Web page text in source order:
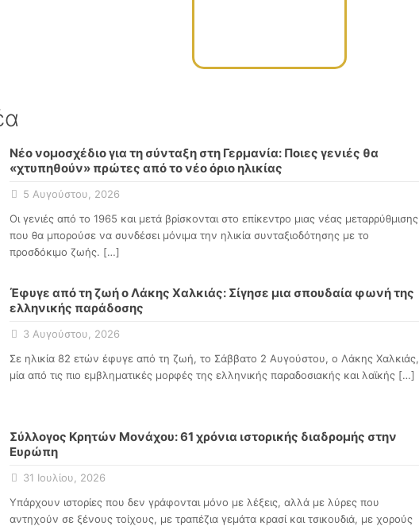
Νέο νομοσχέδιο για τη σύνταξη στη Γερμανία: Ποιες γενιές θα
«χτυπηθούν» πρώτες από το νέο όριο ηλικίας
5 Αυγούστου, 2026
Οι γενιές από το 1965 και μετά βρίσκονται στο επίκεντρο μιας νέας μεταρρύθμισης
που θα μπορούσε να συνδέσει μόνιμα την ηλικία συνταξιοδότησης με το
προσδόκιμο ζωής. […]
Έφυγε από τη ζωή ο Λάκης Χαλκιάς: Σίγησε μια σπουδαία φωνή της
ελληνικής παράδοσης
3 Αυγούστου, 2026
Σε ηλικία 82 ετών έφυγε από τη ζωή, το Σάββατο 2 Αυγούστου, ο Λάκης Χαλκιάς,
μία από τις πιο εμβληματικές μορφές της ελληνικής παραδοσιακής και λαϊκής[…]
Σύλλoγος Κρητών Μονάχου: 61 χρόνια ιστορικής διαδρομής στην
Ευρώπη
31 Ιουλίου, 2026
Υπάρχουν ιστορίες που δεν γράφονται μόνο με λέξεις, αλλά με λύρες που
αντηχούν σε ξένους τοίχους, με τραπέζια γεμάτα κρασί και τσικουδιά, με χορούς